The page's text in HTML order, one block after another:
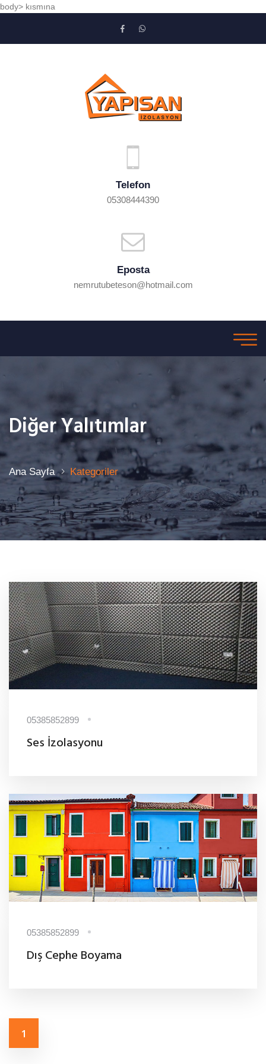
body> kısmına
Telefon
05308444390
Eposta
nemrutubeteson@hotmail.com
Diğer Yalıtımlar
Ana Sayfa Kategoriler
05385852899
Ses İzolasyonu
05385852899
Dış Cephe Boyama
1